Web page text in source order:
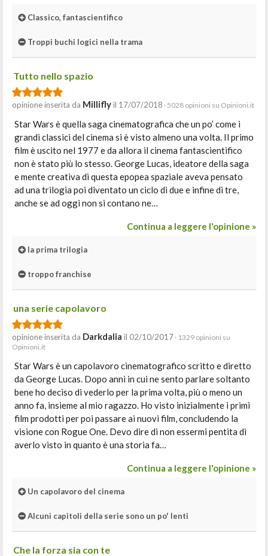
Classico, fantascientifico
Troppi buchi logici nella trama
Tutto nello spazio
opinione inserita da Milliflyil 17/07/2018 · 5028 opinioni su Opinioni.it
Star Wars è quella saga cinematografica che un po’ come i
grandi classici del cinema si è visto almeno una volta. Il primo
film è uscito nel 1977 e da allora il cinema fantascientifico
non è stato più lo stesso. George Lucas, ideatore della saga
e mente creativa di questa epopea spaziale aveva pensato
ad una trilogia poi diventato un ciclo di due e infine di tre,
anche se ad oggi non si contano ne…
Continua a leggere l'opinione »
la prima trilogia
troppo franchise
una serie capolavoro
opinione inserita da Darkdalia il 02/10/2017 · 1329 opinioni su
Opinioni.it
Star Wars è un capolavoro cinematografico scritto e diretto
da George Lucas. Dopo anni in cui ne sento parlare soltanto
bene ho deciso di vederlo per la prima volta, più o meno un
anno fa, insieme al mio ragazzo. Ho visto inizialmente i primi
film prodotti per poi passare ai nuovi film, concludendo la
visione con Rogue One. Devo dire di non essermi pentita di
averlo visto in quanto è una storia fa…
Continua a leggere l'opinione »
Un capolavoro del cinema
Alcuni capitoli della serie sono un po' lenti
Che la forza sia con te